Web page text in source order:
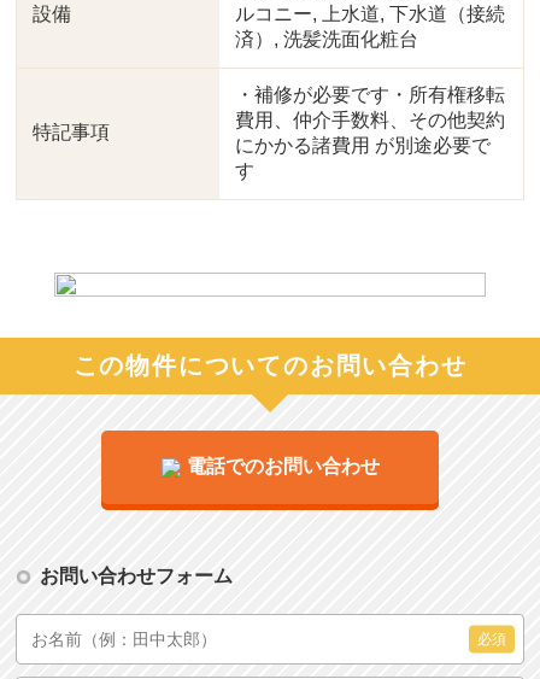
設備
ルコニー, 上水道, 下水道（接続
済）, 洗髪洗面化粧台
特記事項
・補修が必要です・所有権移転
費用、仲介手数料、その他契約
にかかる諸費用 が別途必要で
す
この物件についてのお問い合わせ
電話でのお問い合わせ
お問い合わせフォーム
必須